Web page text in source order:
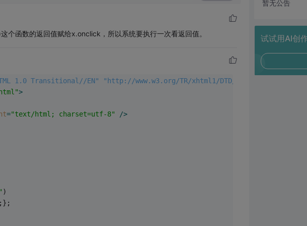
函数的返回值赋给x.onclick，所以系统要执行一次看返回值。
1.0 Transitional//EN" "http://www.w3.org/TR/xhtml1/DTD/xhtml1-
>
="text/html; charset=utf-8" />
)
暂无公告
试试用AI创